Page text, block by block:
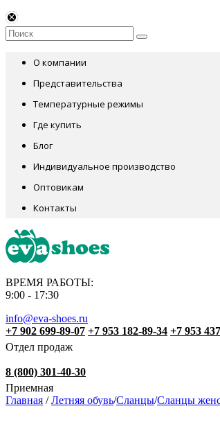
О компании
Представительства
Температурные режимы
Где купить
Блог
Индивидуальное производство
Оптовикам
Контакты
ВРЕМЯ РАБОТЫ:
9:00 - 17:30
info@eva-shoes.ru
+7 902 699-89-07 +7 953 182-89-34 +7 953
Отдел продаж
8 (800) 301-40-30
Приемная
Главная / Летняя обувь/Сланцы/Сланцы